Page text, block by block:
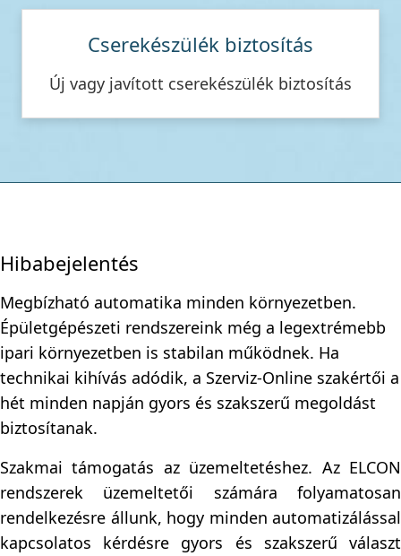
Cserekészülék biztosítás
Új vagy javított cserekészülék biztosítás
Hibabejelentés
Megbízható automatika minden környezetben.
Épületgépészeti rendszereink még a legextrémebb
ipari környezetben is stabilan működnek. Ha
technikai kihívás adódik, a Szerviz-Online szakértői a
hét minden napján gyors és szakszerű megoldást
biztosítanak.
Szakmai támogatás az üzemeltetéshez. Az ELCON
rendszerek üzemeltetői számára folyamatosan
rendelkezésre állunk, hogy minden automatizálással
kapcsolatos kérdésre gyors és szakszerű választ